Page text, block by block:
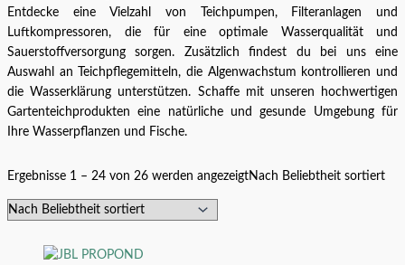
Entdecke eine Vielzahl von Teichpumpen, Filteranlagen und
Luftkompressoren, die für eine optimale Wasserqualität und
Sauerstoffversorgung sorgen. Zusätzlich findest du bei uns eine
Auswahl an Teichpflegemitteln, die Algenwachstum kontrollieren und
die Wasserklärung unterstützen. Schaffe mit unseren hochwertigen
Gartenteichprodukten eine natürliche und gesunde Umgebung für
Ihre Wasserpflanzen und Fische.
Ergebnisse 1 – 24 von 26 werden angezeigtNach Beliebtheit sortiert